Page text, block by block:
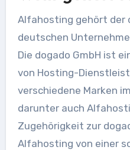
Alfahosting gehört der
deutschen
Die dogado GmbH ist
von Hosting-
verschiedene Marken
darunter auch
Zugehörigkeit zur
Alfahosting von einer